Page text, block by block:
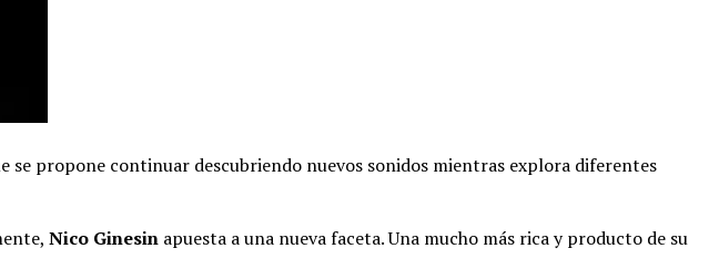
se propone continuar descubriendo nuevos sonidos mientras explora diferentes
Nico Ginesin apuesta a una nueva faceta. Una mucho más rica y producto de su